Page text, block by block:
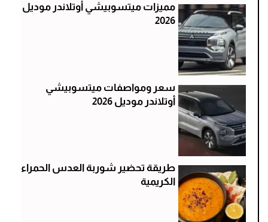
مميزات ميتسوبيشي أوتلاندر موديل
2026
سعر ومواصفات ميتسوبيشي
أوتلاندر موديل 2026
طريقة تحضير شوربة العدس الحمراء
الكريمية